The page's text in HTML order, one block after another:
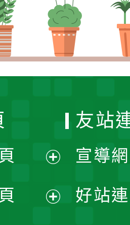
開
友站
宣導
好站